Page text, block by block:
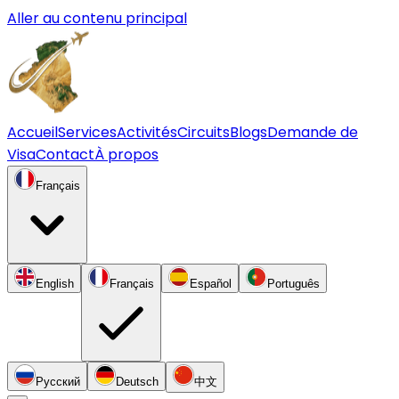
Aller au contenu principal
AccueilServicesActivitésCircuitsBlogsDemande de
VisaContactÀ propos
Français
English Français Español Português
Русский Deutsch 中文